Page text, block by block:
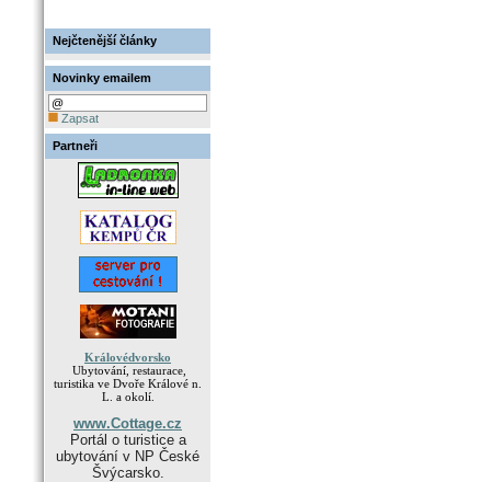
Nejčtenější články
Novinky emailem
Zapsat
Partneři
Královédvorsko
Ubytování, restaurace,
turistika ve Dvoře Králové n.
L. a okolí.
www.Cottage.cz
Portál o turistice a
ubytování v NP České
Švýcarsko.